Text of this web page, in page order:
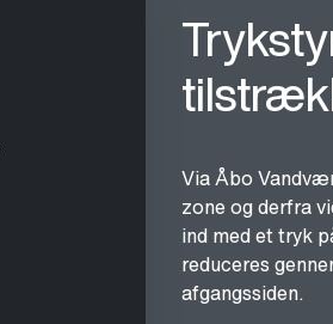
Via Åbo
zone og derfra
ind med et tryk
reduceres
afgangssiden.